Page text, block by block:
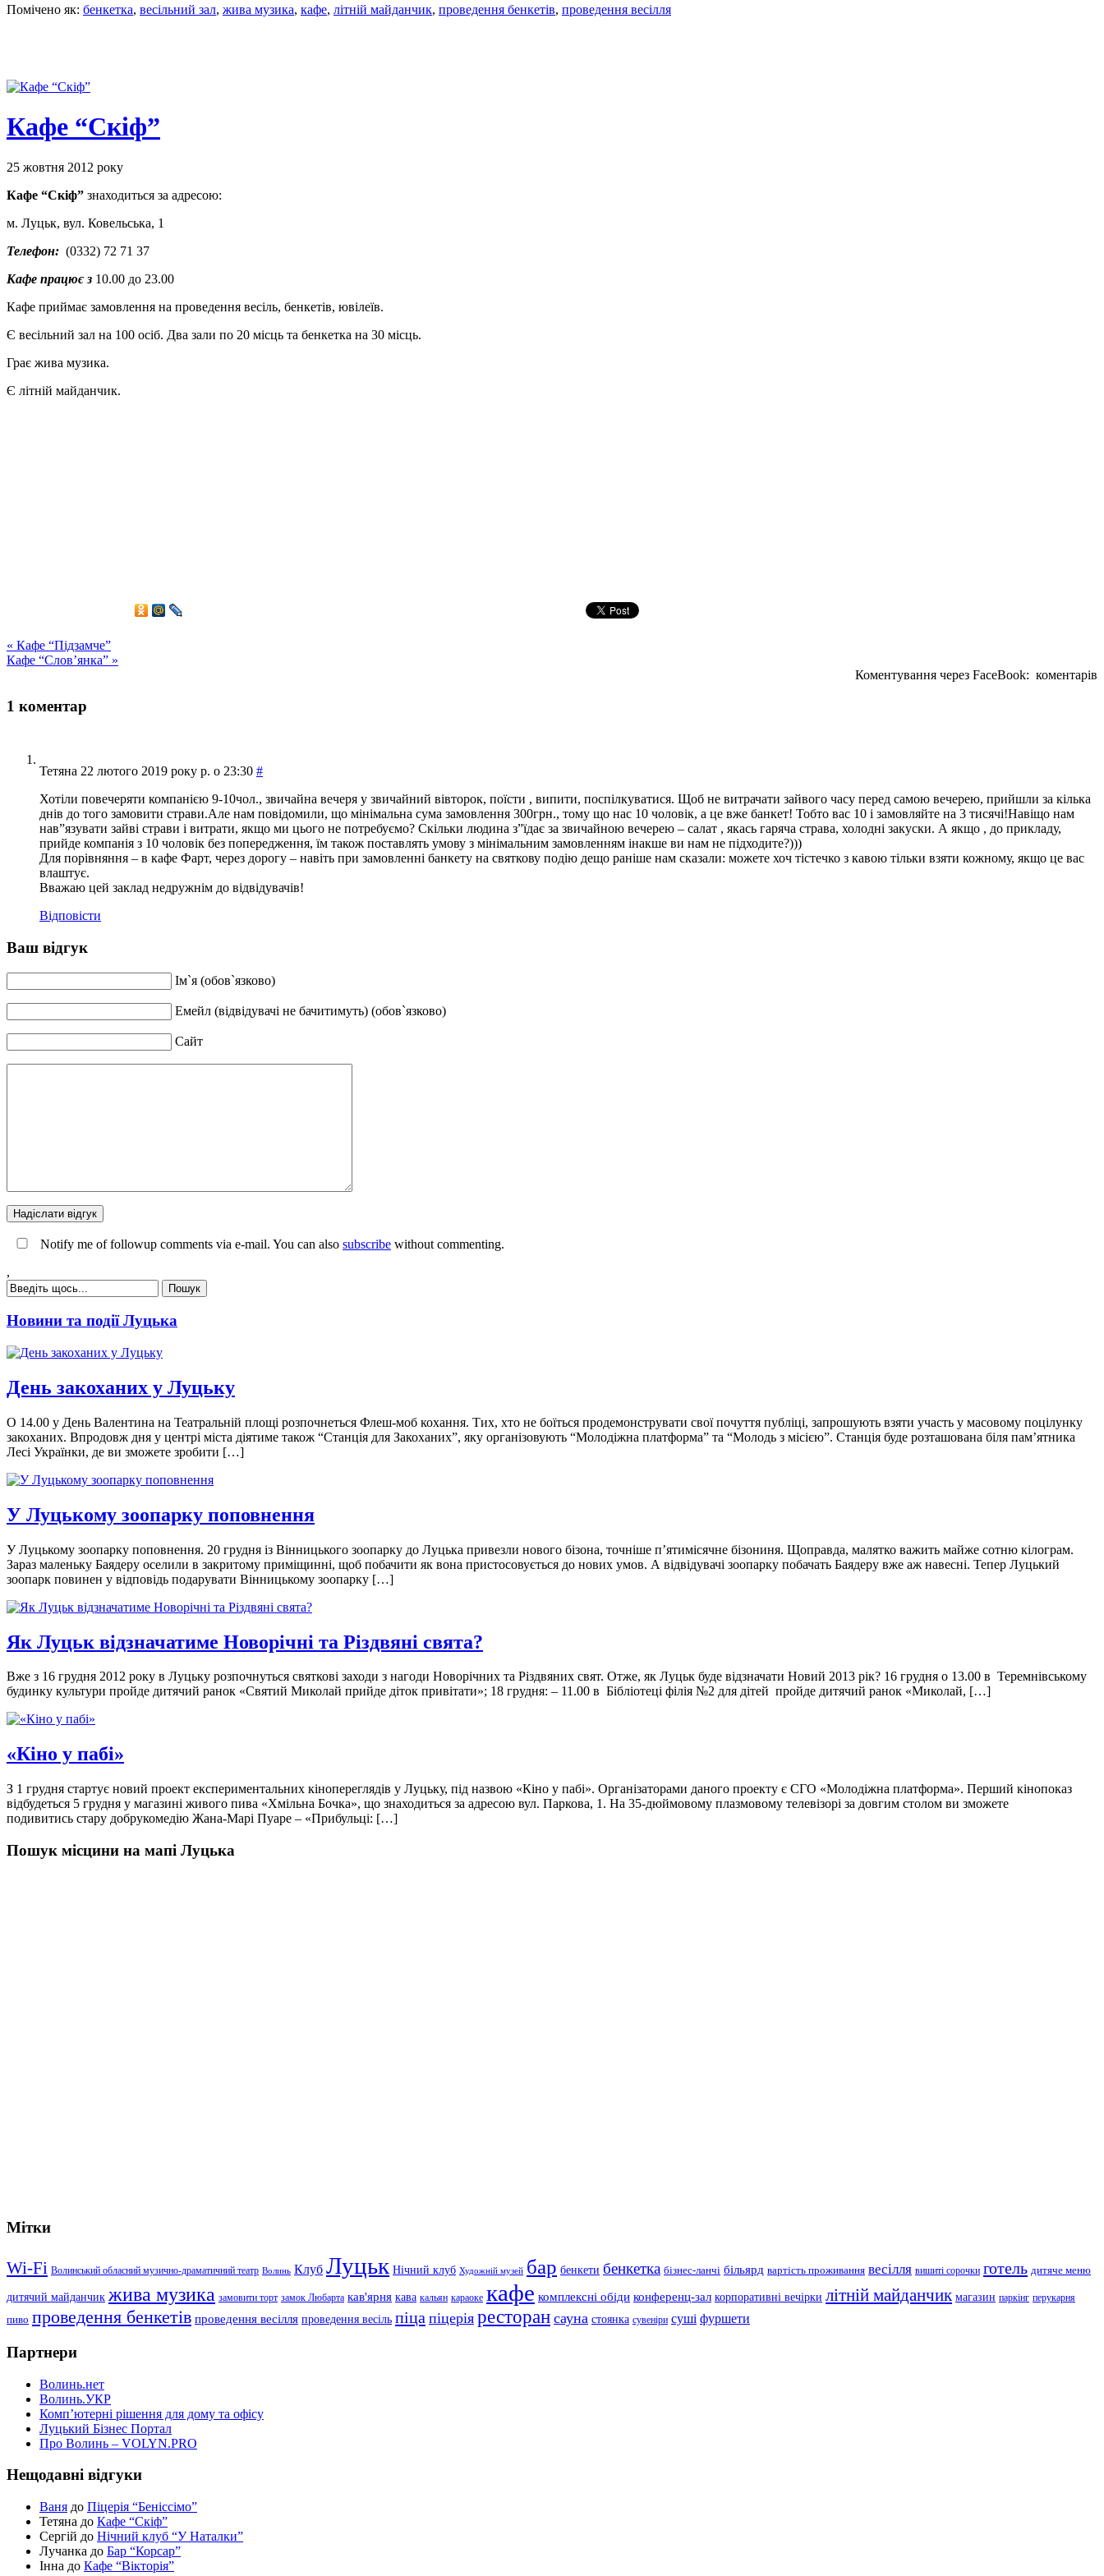
Помічено як: бенкетка, весільний зал, жива музика, кафе, літній майданчик, проведення бенкетів, проведення весілля
Кафе “Скіф”
25 жовтня 2012 року
Кафе “Скіф” знаходиться за адресою:
м. Луцьк, вул. Ковельська, 1
Телефон: (0332) 72 71 37
Кафе працює з 10.00 до 23.00
Кафе приймає замовлення на проведення весіль, бенкетів, ювілеїв.
Є весільний зал на 100 осіб. Два зали по 20 місць та бенкетка на 30 місць.
Грає жива музика.
Є літній майданчик.
« Кафе “Підзамче”
Кафе “Слов’янка” »
Коментування через FaceBook: коментарів
1 коментар
Тетяна 22 лютого 2019 року р. о 23:30 #
Хотіли повечеряти компанією 9-10чол., звичайна вечеря у звичайний вівторок, поїсти , випити, поспілкуватися. Щоб не витрачати зайвого часу перед самою вечерею, прийшли за кілька
днів до того замовити страви.Але нам повідомили, що мінімальна сума замовлення 300грн., тому що нас 10 чоловік, а це вже банкет! Тобто вас 10 і замовляйте на 3 тисячі!Навіщо нам
нав”язувати зайві страви і витрати, якщо ми цього не потребуємо? Скільки людина з”їдає за звичайною вечерею – салат , якась гаряча страва, холодні закуски. А якщо , до прикладу,
прийде компанія з 10 чоловік без попередження, їм також поставлять умову з мінімальним замовленням інакше ви нам не підходите?)))
Для порівняння – в кафе Фарт, через дорогу – навіть при замовленні банкету на святкову подію дещо раніше нам сказали: можете хоч тістечко з кавою тільки взяти кожному, якщо це вас
влаштує.
Вважаю цей заклад недружнім до відвідувачів!
Відповіcти
Ваш відгук
Ім`я (обов`язково)
Емейл (відвідувачі не бачитимуть) (обов`язково)
Сайт
Notify me of followup comments via e-mail. You can also subscribe without commenting.
,
Новини та події Луцька
День закоханих у Луцьку
О 14.00 у День Валентина на Театральній площі розпочнеться Флеш-моб кохання. Тих, хто не боїться продемонструвати свої почуття публіці, запрошують взяти участь у масовому поцілунку
закоханих. Впродовж дня у центрі міста діятиме також “Станція для Закоханих”, яку організовують “Молодіжна платформа” та “Молодь з місією”. Станція буде розташована біля пам’ятника
Лесі Українки, де ви зможете зробити […]
У Луцькому зоопарку поповнення
У Луцькому зоопарку поповнення. 20 грудня із Вінницького зоопарку до Луцька привезли нового бізона, точніше п’ятимісячне бізониня. Щоправда, малятко важить майже сотню кілограм.
Зараз маленьку Баядеру оселили в закритому приміщинні, щоб побачити як вона пристосовується до нових умов. А відвідувачі зоопарку побачать Баядеру вже аж навесні. Тепер Луцький
зоопарк повинен у відповідь подарувати Вінницькому зоопарку […]
Як Луцьк відзначатиме Новорічні та Різдвяні свята?
Вже з 16 грудня 2012 року в Луцьку розпочнуться святкові заходи з нагоди Новорічних та Різдвяних свят. Отже, як Луцьк буде відзначати Новий 2013 рік? 16 грудня о 13.00 в Теремнівському
будинку культури пройде дитячий ранок «Святий Миколай прийде діток привітати»; 18 грудня: – 11.00 в Бібліотеці філія №2 для дітей пройде дитячий ранок «Миколай, […]
«Кіно у пабі»
З 1 грудня стартує новий проект експериментальних кінопереглядів у Луцьку, під назвою «Кіно у пабі». Організаторами даного проекту є СГО «Молодіжна платформа». Перший кінопоказ
відбудеться 5 грудня у магазині живого пива «Хмільна Бочка», що знаходиться за адресою вул. Паркова, 1. На 35-дюймовому плазмовому телевізорі за довгим столом ви зможете
подивитись стару добрукомедію Жана-Марі Пуаре – «Прибульці: […]
Пошук місцини на мапі Луцька
Мітки
Wi-Fi Волинський обласний музично-драматичний театр Волинь Клуб Луцьк Нічний клуб Художній музей бар бенкети бенкетка бізнес-ланчі більярд вартість проживання весілля вишиті сорочки готель дитяче меню
дитячий майданчик жива музика замовити торт замок Любарта кав'ярня кава кальян караоке кафе комплексні обіди конференц-зал корпоративні вечірки літній майданчик магазин паркінг перукарня
пиво проведення бенкетів проведення весілля проведення весіль піца піцерія ресторан сауна стоянка сувеніри суші фуршети
Партнери
Волинь.нет
Волинь.УКР
Комп’ютерні рішення для дому та офісу
Луцький Бізнес Портал
Про Волинь – VOLYN.PRO
Нещодавні відгуки
Ваня до Піцерія “Беніссімо”
Тетяна до Кафе “Скіф”
Сергій до Нічний клуб “У Наталки”
Лучанка до Бар “Корсар”
Інна до Кафе “Вікторія”